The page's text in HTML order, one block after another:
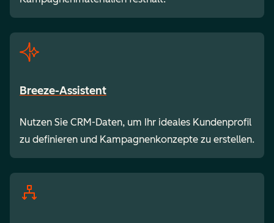
Breeze-Assistent
Nutzen Sie CRM-Daten, um Ihr ideales Kundenprofil
zu definieren und Kampagnenkonzepte zu erstellen.